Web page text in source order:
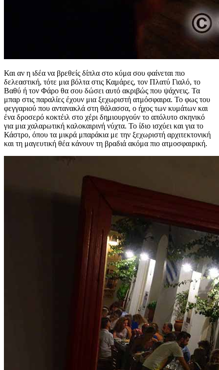
Και αν η ιδέα να βρεθείς δίπλα στο κύμα σου φαίνεται πιο
δελεαστική, τότε μια βόλτα στις Καμάρες, τον Πλατύ Γιαλό, το
Βαθύ ή τον Φάρο θα σου δώσει αυτό ακριβώς που ψάχνεις. Τα
μπαρ στις παραλίες έχουν μια ξεχωριστή ατμόσφαιρα. Το φως του
φεγγαριού που αντανακλά στη θάλασσα, ο ήχος των κυμάτων και
ένα δροσερό κοκτέιλ στο χέρι δημιουργούν το απόλυτο σκηνικό
για μια χαλαρωτική καλοκαιρινή νύχτα. Το ίδιο ισχύει και για το
Κάστρο, όπου τα μικρά μπαράκια με την ξεχωριστή αρχιτεκτονική
και τη μαγευτική θέα κάνουν τη βραδιά ακόμα πιο ατμοσφαιρική.